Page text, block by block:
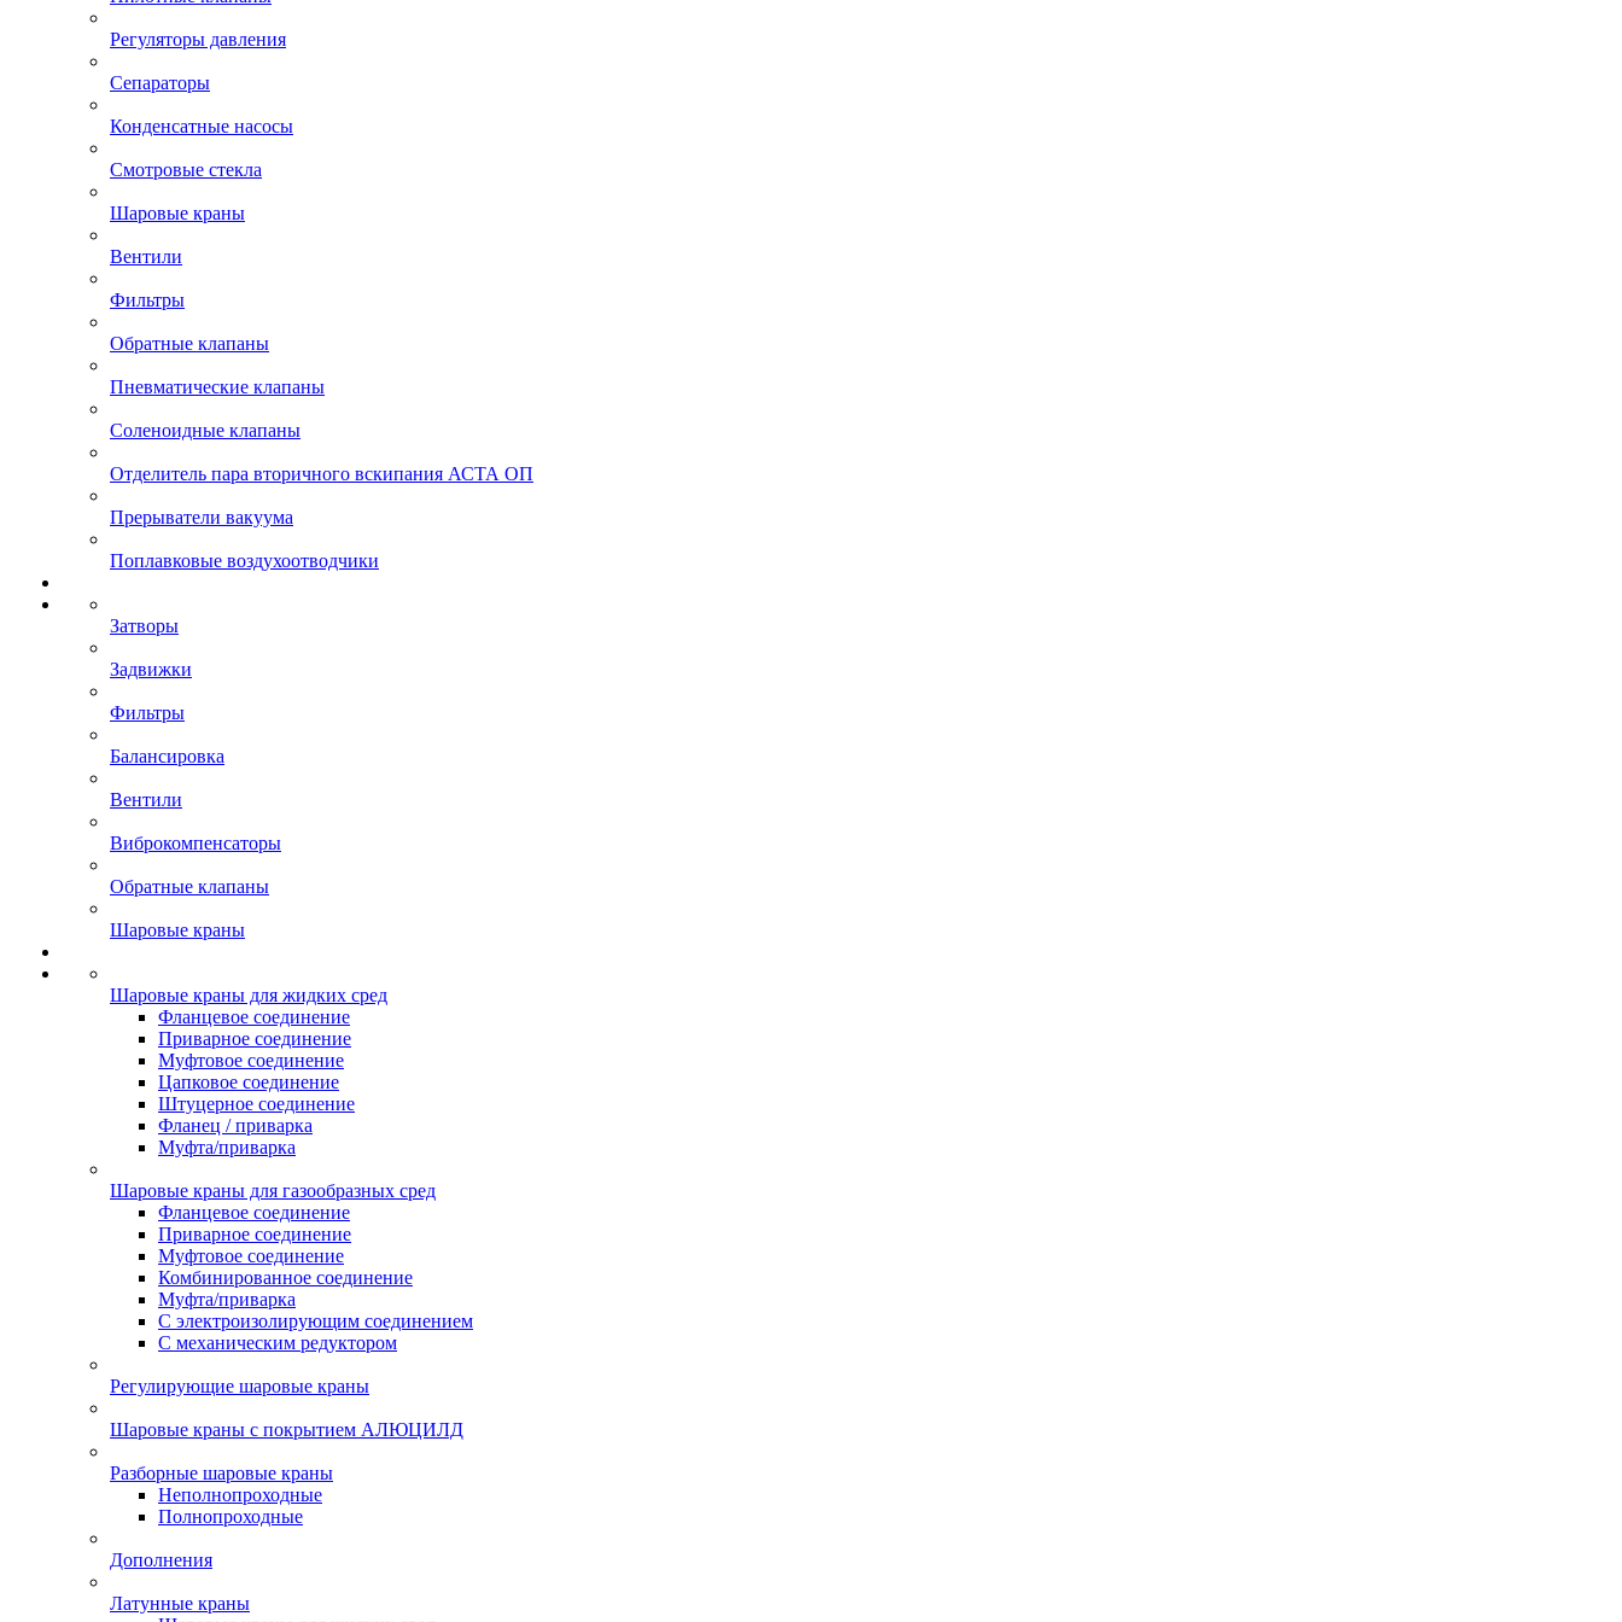
Регуляторы давления
Сепараторы
Конденсатные насосы
Смотровые стекла
Шаровые краны
Вентили
Фильтры
Обратные клапаны
Пневматические клапаны
Соленоидные клапаны
Отделитель пара вторичного вскипания АСТА ОП
Прерыватели вакуума
Поплавковые воздухоотводчики
Затворы
Задвижки
Фильтры
Балансировка
Вентили
Виброкомпенсаторы
Обратные клапаны
Шаровые краны
Шаровые краны для жидких сред
Фланцевое соединение
Приварное соединение
Муфтовое соединение
Цапковое соединение
Штуцерное соединение
Фланец / приварка
Муфта/приварка
Шаровые краны для газообразных сред
Фланцевое соединение
Приварное соединение
Муфтовое соединение
Комбинированное соединение
Муфта/приварка
С электроизолирующим соединением
С механическим редуктором
Регулирующие шаровые краны
Шаровые краны с покрытием АЛЮЦИЛД
Разборные шаровые краны
Неполнопроходные
Полнопроходные
Дополнения
Латунные краны